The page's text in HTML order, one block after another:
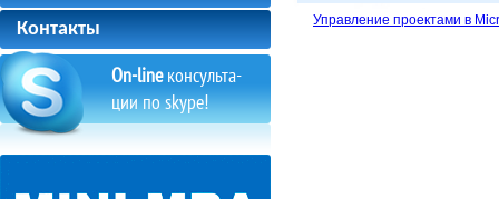
Контакты
On-lineконсульта-
ции по skype!
Управление проектами в